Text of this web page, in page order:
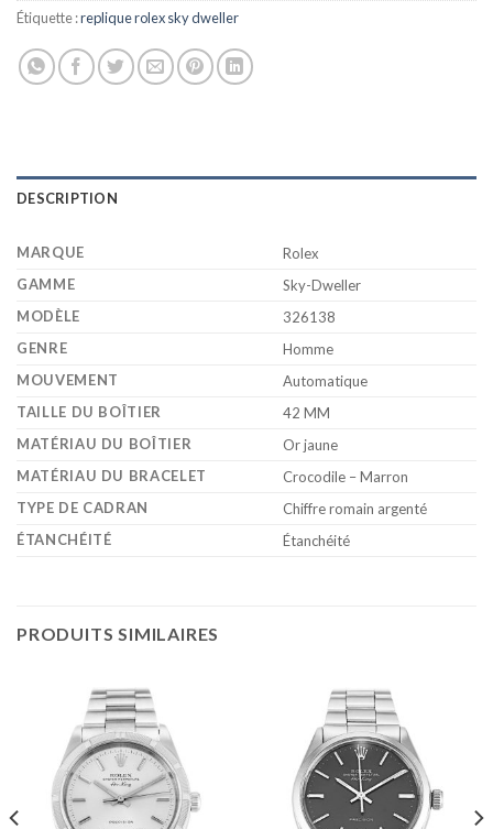
Étiquette :replique rolex sky dweller
DESCRIPTION
MARQUE
Rolex
GAMME
Sky-Dweller
MODÈLE
326138
GENRE
Homme
MOUVEMENT
Automatique
TAILLE DU BOÎTIER
42 MM
MATÉRIAU DU BOÎTIER
Or jaune
MATÉRIAU DU BRACELET
Crocodile – Marron
TYPE DE CADRAN
Chiffre romain argenté
ÉTANCHÉITÉ
Étanchéité
PRODUITS SIMILAIRES